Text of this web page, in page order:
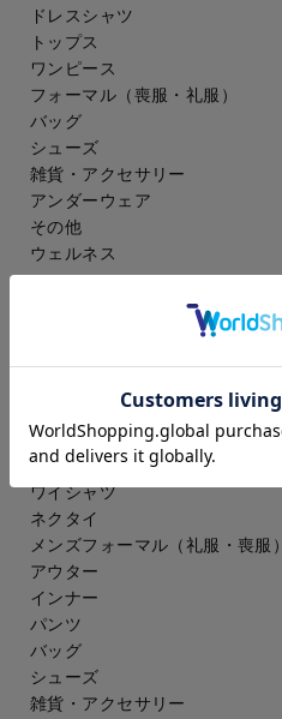
ドレスシャツ
トップス
ワンピース
フォーマル（喪服・礼服）
バッグ
シューズ
雑貨・アクセサリー
アンダーウェア
その他
ウェルネス
スラックス
アイシャツ
ワイシャツ
ネクタイ
メンズフォーマル （礼服・喪服）
アウター
インナー
パンツ
バッグ
シューズ
雑貨・アクセサリー